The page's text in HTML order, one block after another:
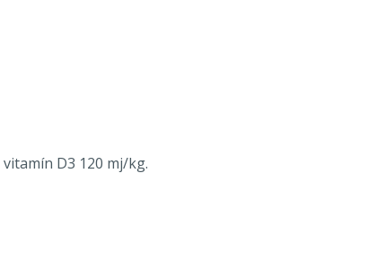
D3 120 mj/kg.